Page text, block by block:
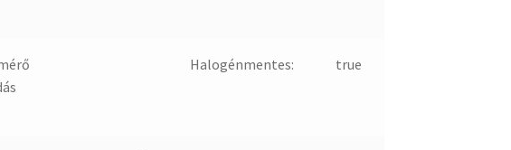
Halogénmentes: true